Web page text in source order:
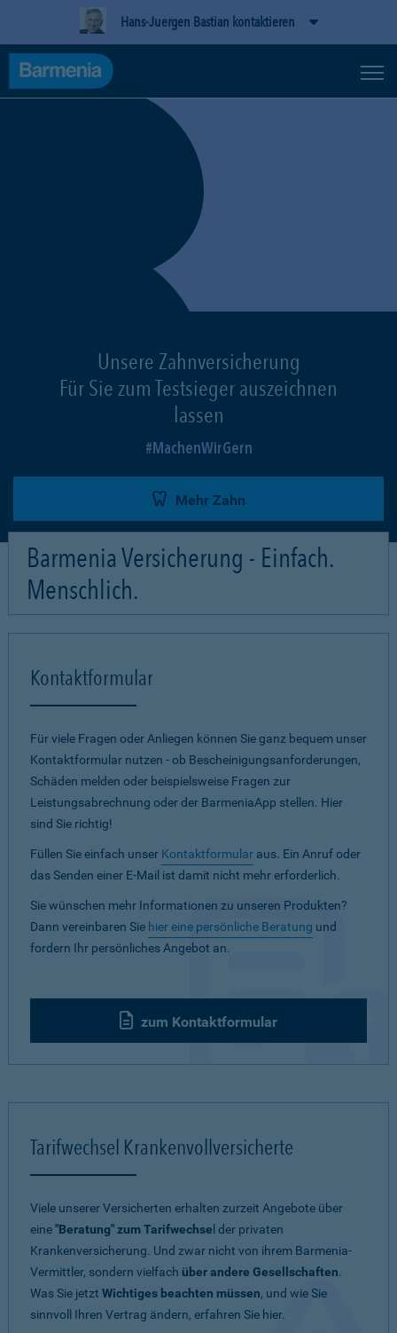
Hans-Juergen Bastian kontaktieren
Unsere Zahnversicherung
Für Sie zum Testsieger auszeichnen
lassen
MachenWirGern
Mehr Zahn
Barmenia Versicherung - Einfach.
Menschlich.
Kontaktformular
Für viele Fragen oder Anliegen können Sie ganz bequem unser
Kontaktformular nutzen - ob Bescheinigungsanforderungen,
Schäden melden oder beispielsweise Fragen zur
Leistungsabrechnung oder der BarmeniaApp stellen. Hier
sind Sie richtig!
Füllen Sie einfach unser Kontaktformular aus. Ein Anruf oder
das Senden einer E-Mail ist damit nicht mehr erforderlich.
Sie wünschen mehr Informationen zu unseren Produkten?
Dann vereinbaren Sie hier eine persönliche Beratung und
fordern Ihr persönliches Angebot an.
zum Kontaktformular
Tarifwechsel Krankenvollversicherte
Viele unserer Versicherten erhalten zurzeit Angebote über
eine"Beratung" zum Tarifwechse l der privaten
Krankenversicherung. Und zwar nicht von ihrem Barmenia-
Vermittler, sondern vielfach über andere Gesellschaften.
Was Sie jetzt Wichtiges beachten müssen, und wie Sie
sinnvoll Ihren Vertrag ändern, erfahren Sie hier.